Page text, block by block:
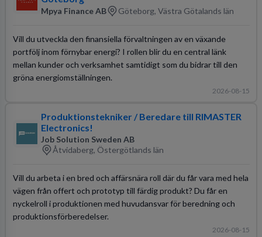
Mpya Finance AB Göteborg, Västra Götalands län
Vill du utveckla den finansiella förvaltningen av en växande
portfölj inom förnybar energi? I rollen blir du en central länk
mellan kunder och verksamhet samtidigt som du bidrar till den
gröna energiomställningen.
2026-08-15
Produktionstekniker / Beredare till RIMASTER
Electronics!
Job Solution Sweden AB
Åtvidaberg, Östergötlands län
Vill du arbeta i en bred och affärsnära roll där du får vara med hela
vägen från offert och prototyp till färdig produkt? Du får en
nyckelroll i produktionen med huvudansvar för beredning och
produktionsförberedelser.
2026-08-15